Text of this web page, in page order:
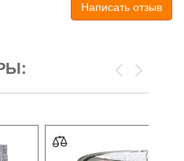
Написать отзыв